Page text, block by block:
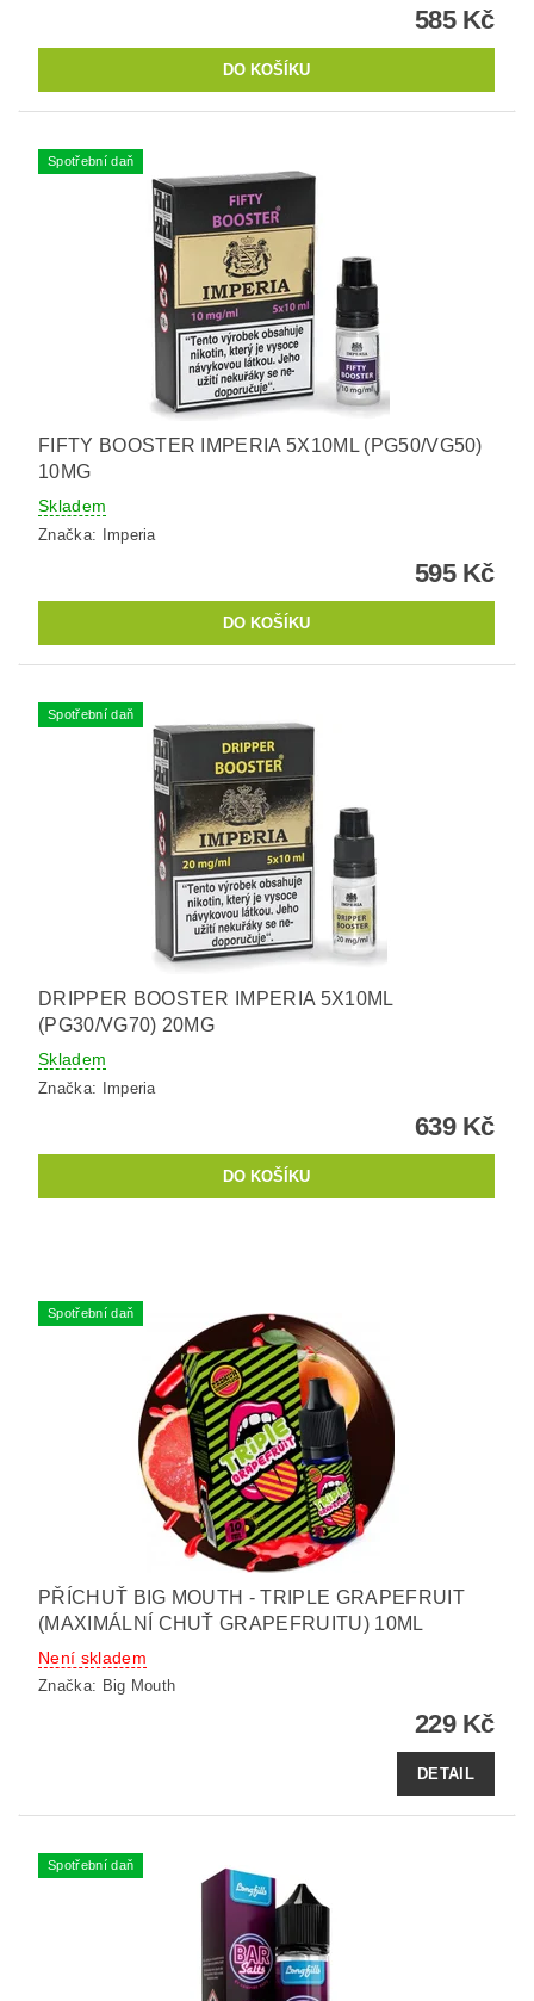
585 Kč
Spotřební daň
FIFTY BOOSTER IMPERIA 5X10ML (PG50/VG50)
10MG
Skladem
Značka: Imperia
595 Kč
Spotřební daň
DRIPPER BOOSTER IMPERIA 5X10ML
(PG30/VG70) 20MG
Skladem
Značka: Imperia
639 Kč
Spotřební daň
PŘÍCHUŤ BIG MOUTH - TRIPLE GRAPEFRUIT
(MAXIMÁLNÍ CHUŤ GRAPEFRUITU) 10ML
Není skladem
Značka: Big Mouth
229 Kč
DETAIL
Spotřební daň